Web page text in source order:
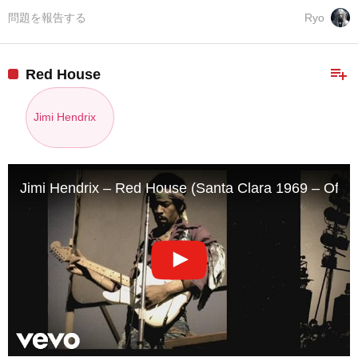
Ryo
問題を報告する
playlist_add
Red House
Jimi Hendrix
Jimi Hendrix – Red House (Santa Clara 1969 –